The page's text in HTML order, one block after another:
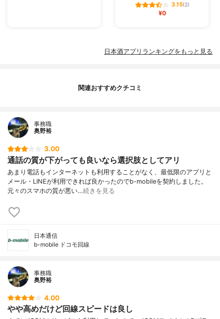
3.15(2)
¥0
日本酒アプリランキングをもっと見る
関連おすすめクチコミ
事務職
奥野裕
3.00
通話の質が下がっても良いなら選択肢としてアリ
あまり電話もインターネットも利用することがなく、最低限のアプリと
メール・LINEが利用できれば良かったのでb-mobileを契約しました。
元々のスマホの質が悪い…続きを見る
日本通信
b-mobile ドコモ回線
事務職
奥野裕
4.00
やや高めだけど回線スピードは良し